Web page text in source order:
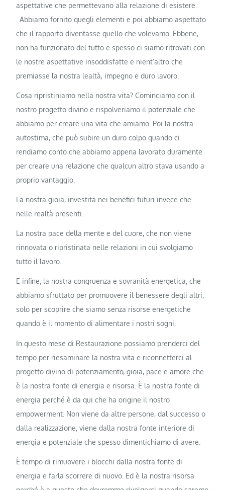
aspettative che permettevano alla relazione di esistere.
. Abbiamo fornito quegli elementi e poi abbiamo aspettato
che il rapporto diventasse quello che volevamo. Ebbene,
non ha funzionato del tutto e spesso ci siamo ritrovati con
le nostre aspettative insoddisfatte e nient’altro che
premiasse la nostra lealtà, impegno e duro lavoro.
Cosa ripristiniamo nella nostra vita? Cominciamo con il
nostro progetto divino e rispolveriamo il potenziale che
abbiamo per creare una vita che amiamo. Poi la nostra
autostima, che può subire un duro colpo quando ci
rendiamo conto che abbiamo appena lavorato duramente
per creare una relazione che qualcun altro stava usando a
proprio vantaggio.
La nostra gioia, investita nei benefici futuri invece che
nelle realtà presenti.
La nostra pace della mente e del cuore, che non viene
rinnovata o ripristinata nelle relazioni in cui svolgiamo
tutto il lavoro.
E infine, la nostra congruenza e sovranità energetica, che
abbiamo sfruttato per promuovere il benessere degli altri,
solo per scoprire che siamo senza risorse energetiche
quando è il momento di alimentare i nostri sogni.
In questo mese di Restaurazione possiamo prenderci del
tempo per riesaminare la nostra vita e riconnetterci al
progetto divino di potenziamento, gioia, pace e amore che
è la nostra fonte di energia e risorsa. È la nostra fonte di
energia perché è da qui che ha origine il nostro
empowerment. Non viene da altre persone, dal successo o
dalla realizzazione, viene dalla nostra fonte interiore di
energia e potenziale che spesso dimentichiamo di avere.
È tempo di rimuovere i blocchi dalla nostra fonte di
energia e farla scorrere di nuovo. Ed è la nostra risorsa